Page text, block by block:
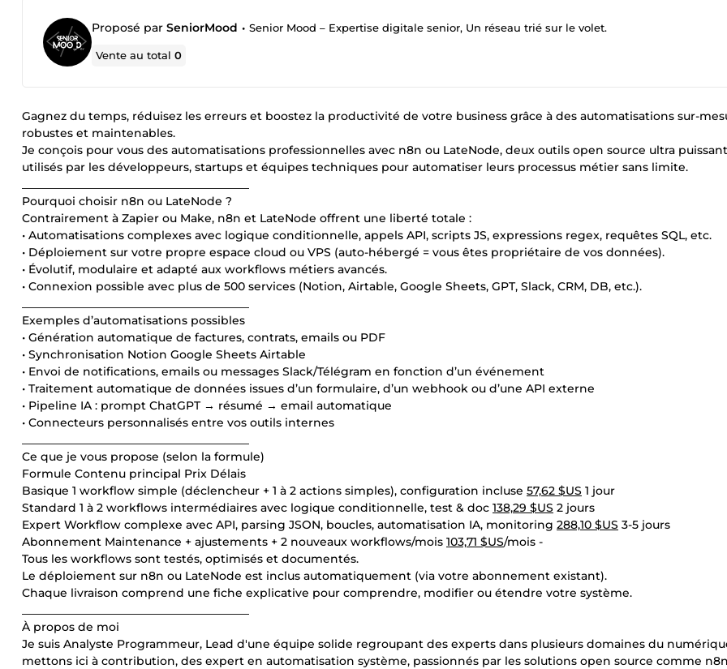
Proposé par SeniorMood • Senior Mood – Expertise digitale senior, Un réseau trié sur le volet.
Vente au total0
Gagnez du temps, réduisez les erreurs et boostez la productivité de votre business grâce à des automatisations sur-
robustes et maintenables.
Je conçois pour vous des automatisations professionnelles avec n8n ou LateNode, deux outils open source ultra
utilisés par les développeurs, startups et équipes techniques pour automatiser leurs processus métier sans limite.
Pourquoi choisir n8n ou LateNode ?
Contrairement à Zapier ou Make, n8n et LateNode offrent une liberté totale :
• Automatisations complexes avec logique conditionnelle, appels API, scripts JS, expressions regex, requêtes SQL, etc.
• Déploiement sur votre propre espace cloud ou VPS (auto-hébergé = vous êtes propriétaire de vos données).
• Évolutif, modulaire et adapté aux workflows métiers avancés.
• Connexion possible avec plus de 500 services (Notion, Airtable, Google Sheets, GPT, Slack, CRM, DB, etc.).
Exemples d’automatisations possibles
• Génération automatique de factures, contrats, emails ou PDF
• Synchronisation Notion Google Sheets Airtable
• Envoi de notifications, emails ou messages Slack/Télégram en fonction d’un événement
• Traitement automatique de données issues d’un formulaire, d’un webhook ou d’une API externe
• Pipeline IA : prompt ChatGPT → résumé → email automatique
• Connecteurs personnalisés entre vos outils internes
Ce que je vous propose (selon la formule)
Formule Contenu principal Prix Délais
Basique 1 workflow simple (déclencheur + 1 à 2 actions simples), configuration incluse 57,62 $US 1 jour
Standard 1 à 2 workflows intermédiaires avec logique conditionnelle, test & doc 138,29 $US 2 jours
Expert Workflow complexe avec API, parsing JSON, boucles, automatisation IA, monitoring 288,10 $US 3-5 jours
Abonnement Maintenance + ajustements + 2 nouveaux workflows/mois 103,71 $US/mois -
Tous les workflows sont testés, optimisés et documentés.
Le déploiement sur n8n ou LateNode est inclus automatiquement (via votre abonnement existant).
Chaque livraison comprend une fiche explicative pour comprendre, modifier ou étendre votre système.
À propos de moi
Je suis Analyste Programmeur, Lead d'une équipe solide regroupant des experts dans plusieurs domaines du
mettons ici à contribution, des expert en automatisation système, passionnés par les solutions open source comme